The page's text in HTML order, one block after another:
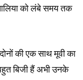
को लंबे समय तक
की एक साथ मूवी का
बिजी हैं अभी उनके